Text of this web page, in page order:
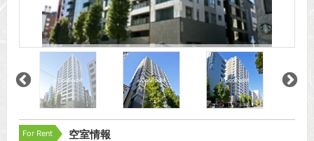
For Rent 空室情報